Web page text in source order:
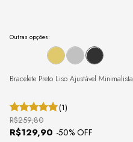
Outras opções:
Bracelete Preto Liso Ajustável Minimalista
(1)
R$129,90 -50% OFF
R$259,80